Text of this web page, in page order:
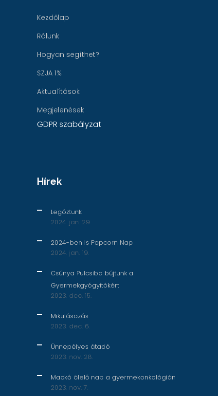
Kezdőlap
Rólunk
Hogyan segíthet?
SZJA 1%
Aktualítások
Megjelenések
GDPR szabályzat
Hírek
Legóztunk
2024. jan. 29.
2024-ben is Popcorn Nap
2024. jan. 19.
Csúnya Pulcsiba bújtunk a
Gyermekgyógyítókért
2023. dec. 15.
Mikulásozás
2023. dec. 6.
Ünnepélyes átadó
2023. nov. 28.
Mackó ölelő nap a gyermekonkológián
2023. nov. 7.